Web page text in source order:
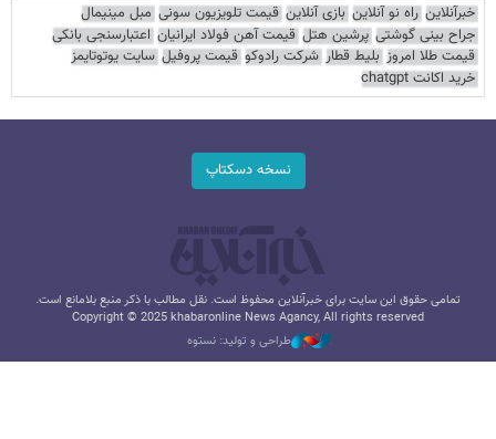
خبرآنلاین راه نو آنلاین بازی آنلاین قیمت تلویزیون سونی مبل مینیمال
جراح بینی گوشتی پرشین هتل قیمت آهن فولاد ایرانیان اعتبارسنجی بانکی
قیمت طلا امروز بلیط قطار شرکت رادوکو قیمت پروفیل سایت یوتوتایمز
خرید اکانت chatgpt
نسخه دسکتاپ
تمامی حقوق این سایت برای خبرآنلاین محفوظ است. نقل مطالب با ذکر منبع بلامانع است.
Copyright © 2025 khabaronline News Agancy, All rights reserved
طراحی و تولید: نستوه